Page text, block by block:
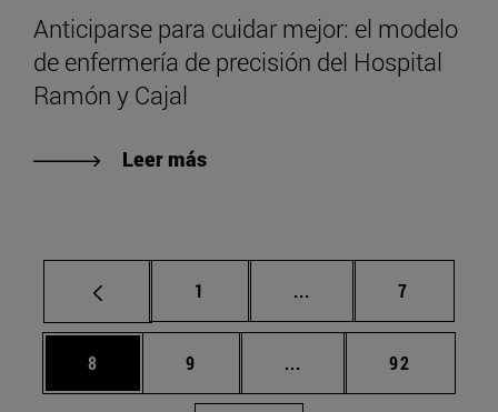
Anticiparse para cuidar mejor: el modelo
de enfermería de precisión del Hospital
Ramón y Cajal
Leer más
Página
1 ... Páginas intermedias
Página
7
Página
8 Página
9 ... Páginas intermedias
Página
92